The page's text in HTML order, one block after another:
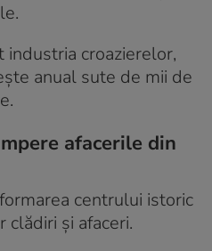
industria croazierelor,
anual sute de mii de
afacerile din
centrului istoric
clădiri și afaceri.